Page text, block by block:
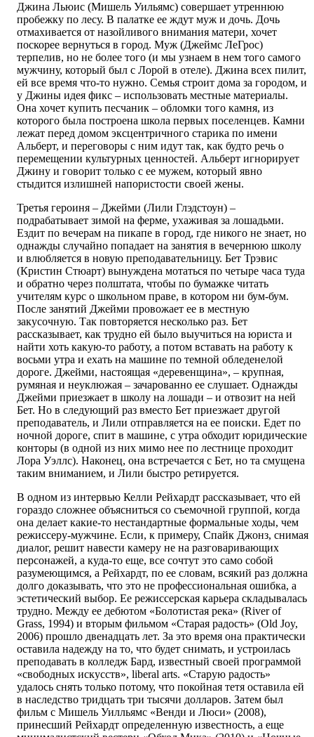
Джина Льюис (Мишель Уильямс) совершает утреннюю
пробежку по лесу. В палатке ее ждут муж и дочь. Дочь
отмахивается от назойливого внимания матери, хочет
поскорее вернуться в город. Муж (Джеймс ЛеГрос)
терпелив, но не более того (и мы узнаем в нем того самого
мужчину, который был с Лорой в отеле). Джина всех пилит,
ей все время что-то нужно. Семья строит дома за городом, и
у Джины идея фикс – использовать местные материалы.
Она хочет купить песчаник – обломки того камня, из
которого была построена школа первых поселенцев. Камни
лежат перед домом эксцентричного старика по имени
Альберт, и переговоры с ним идут так, как будто речь о
перемещении культурных ценностей. Альберт игнорирует
Джину и говорит только с ее мужем, который явно
стыдится излишней напористости своей жены.
Третья героиня – Джейми (Лили Глэдстоун) –
подрабатывает зимой на ферме, ухаживая за лошадьми.
Ездит по вечерам на пикапе в город, где никого не знает, но
однажды случайно попадает на занятия в вечернюю школу
и влюбляется в новую преподавательницу. Бет Трэвис
(Кристин Стюарт) вынуждена мотаться по четыре часа туда
и обратно через полштата, чтобы по бумажке читать
учителям курс о школьном праве, в котором ни бум-бум.
После занятий Джейми провожает ее в местную
закусочную. Так повторяется несколько раз. Бет
рассказывает, как трудно ей было выучиться на юриста и
найти хоть какую-то работу, а потом вставать на работу к
восьми утра и ехать на машине по темной обледенелой
дороге. Джейми, настоящая «деревенщина», – крупная,
румяная и неуклюжая – зачарованно ее слушает. Однажды
Джейми приезжает в школу на лошади – и отвозит на ней
Бет. Но в следующий раз вместо Бет приезжает другой
преподаватель, и Лили отправляется на ее поиски. Едет по
ночной дороге, спит в машине, с утра обходит юридические
конторы (в одной из них мимо нее по лестнице проходит
Лора Уэллс). Наконец, она встречается с Бет, но та смущена
таким вниманием, и Лили быстро ретируется.
В одном из интервью Келли Рейхардт рассказывает, что ей
гораздо сложнее объясниться со съемочной группой, когда
она делает какие-то нестандартные формальные ходы, чем
режиссеру-мужчине. Если, к примеру, Спайк Джонз, снимая
диалог, решит навести камеру не на разговаривающих
персонажей, а куда-то еще, все сочтут это само собой
разумеющимся, а Рейхардт, по ее словам, всякий раз должна
долго доказывать, что это не профессиональная ошибка, а
эстетический выбор. Ее режиссерская карьера складывалась
трудно. Между ее дебютом «Болотистая река» (River of
Grass, 1994) и вторым фильмом «Старая радость» (Old Joy,
2006) прошло двенадцать лет. За это время она практически
оставила надежду на то, что будет снимать, и устроилась
преподавать в колледж Бард, известный своей программой
«свободных искусств», liberal arts. «Старую радость»
удалось снять только потому, что покойная тетя оставила ей
в наследство тридцать три тысячи долларов. Затем был
фильм с Мишель Уилльямс «Венди и Люси» (2008),
принесший Рейхардт определенную известность, а еще